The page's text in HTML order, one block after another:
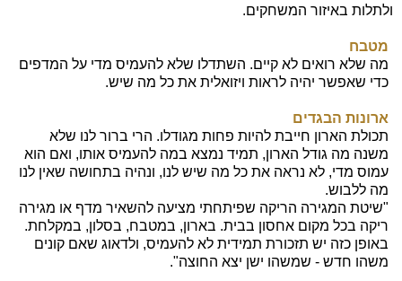
ולתלות באיזור המשחקים.
מטבח
מה שלא רואים לא קיים. השתדלו שלא להעמיס מדי על המדפים
כדי שאפשר יהיה לראות ויזואלית את כל מה שיש.
ארונות הבגדים
תכולת הארון חייבת להיות פחות מגודלו. הרי ברור לנו שלא
משנה מה גודל הארון, תמיד נמצא במה להעמיס אותו, ואם הוא
עמוס מדי, לא נראה את כל מה שיש לנו, ונהיה בתחושה שאין לנו
מה ללבוש.
"שיטת המגירה הריקה שפיתחתי מציעה להשאיר מדף או מגירה
ריקה בכל מקום אחסון בבית. בארון, במטבח, בסלון, במקלחת.
באופן כזה יש תזכורת תמידית לא להעמיס, ולדאוג שאם קונים
משהו חדש - שמשהו ישן יצא החוצה".